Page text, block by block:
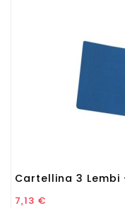
Cartellina 3 Lembi
Prezzo
7,13 €